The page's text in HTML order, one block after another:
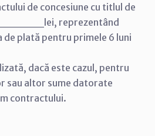
de concesiune cu titlul de
reprezentând
plată pentru primele 6 luni
dacă este cazul, pentru
sau altor sume datorate
contractului.